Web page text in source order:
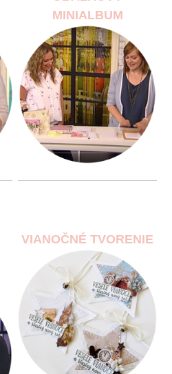
MINIALBUM
VIANOČNÉ TVORENIE